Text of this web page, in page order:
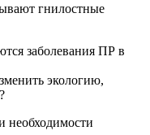
гнилостные
заболевания ПР в
экологию,
необходимости